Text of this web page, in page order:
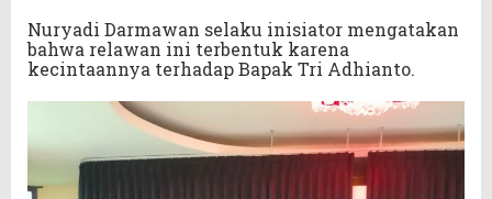
Nuryadi Darmawan selaku inisiator mengatakan
bahwa relawan ini terbentuk karena
kecintaannya terhadap Bapak Tri Adhianto.